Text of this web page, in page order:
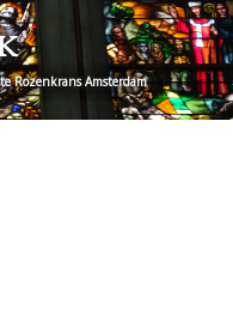
Rozenkrans Amsterdam